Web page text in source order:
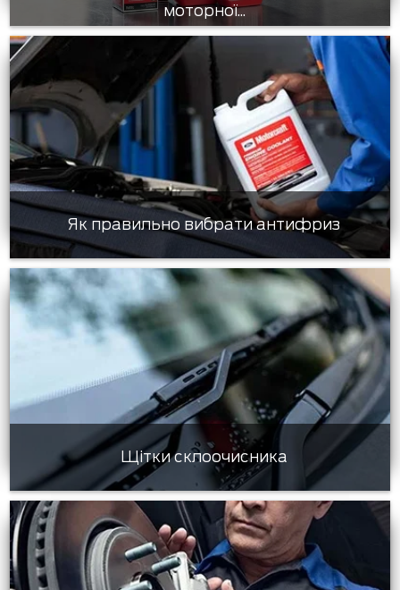
моторної...
Як правильно вибрати антифриз
Щітки склоочисника